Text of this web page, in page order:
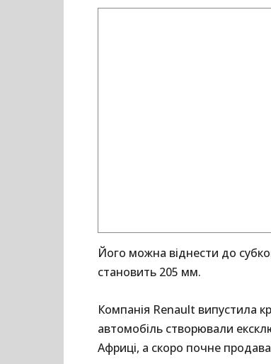
Його можна віднести до
становить 205 мм.
Компанія Renault випустила
автомобіль створювали
Африці, а скоро почне